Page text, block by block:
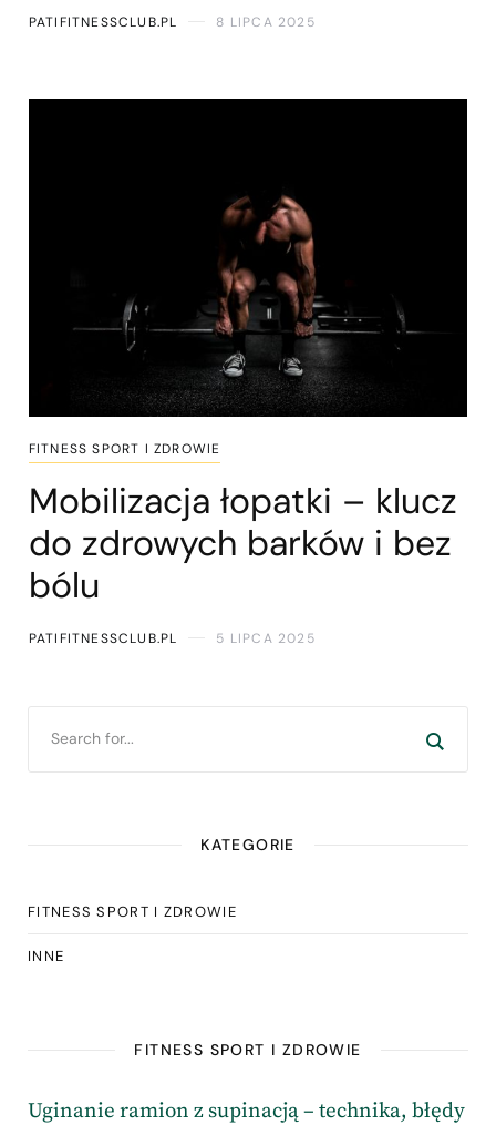
PATIFITNESSCLUB.PL 8 LIPCA 2025
FITNESS SPORT I ZDROWIE
Mobilizacja łopatki – klucz
do zdrowych barków i bez
bólu
PATIFITNESSCLUB.PL 5 LIPCA 2025
KATEGORIE
FITNESS SPORT I ZDROWIE
INNE
FITNESS SPORT I ZDROWIE
Uginanie ramion z supinacją – technika, błędy